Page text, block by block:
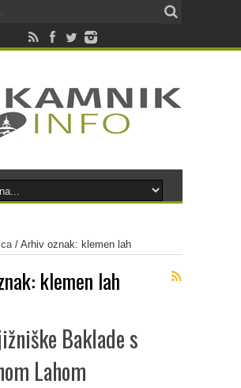
/ Arhiv oznak: klemen lah
klemen lah
Baklade s
Lahom